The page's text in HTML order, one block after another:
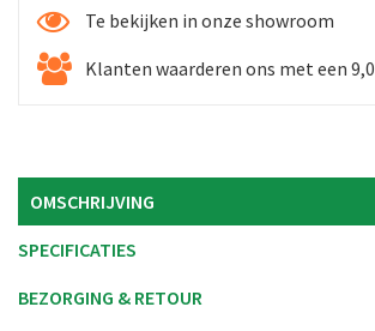
Te bekijken in onze showroom
Klanten waarderen ons met een 9,0
OMSCHRIJVING
SPECIFICATIES
BEZORGING & RETOUR